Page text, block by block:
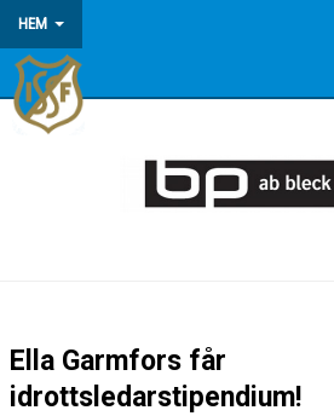
HEM
HEM
ÅRSÖVERSIKT
Ella Garmfors får
idrottsledarstipendium!